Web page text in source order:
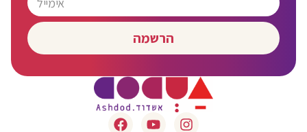
הרשמה